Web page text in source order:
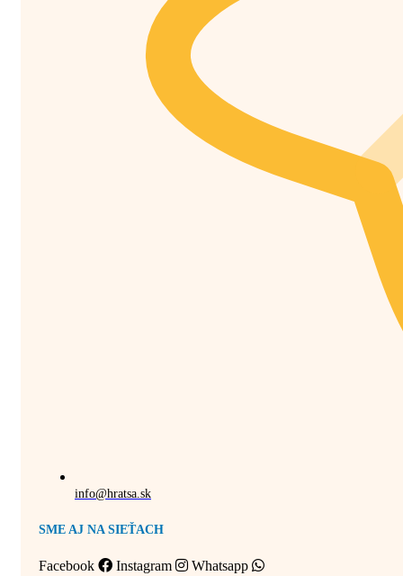
info@hratsa.sk
SME AJ NA SIEŤACH
Facebook Instagram Whatsapp